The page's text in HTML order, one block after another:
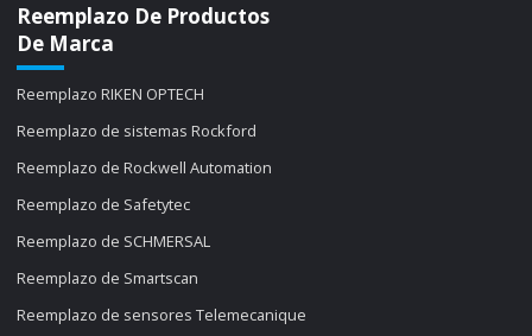
Reemplazo De Productos
De Marca
Reemplazo RIKEN OPTECH
Reemplazo de sistemas Rockford
Reemplazo de Rockwell Automation
Reemplazo de Safetytec
Reemplazo de SCHMERSAL
Reemplazo de Smartscan
Reemplazo de sensores Telemecanique